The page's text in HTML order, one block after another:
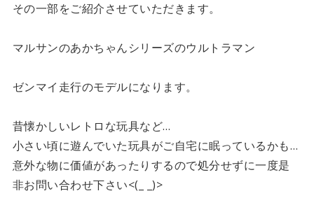
その一部をご紹介させていただきます。
マルサンのあかちゃんシリーズのウルトラマン
ゼンマイ走行のモデルになります。
昔懐かしいレトロな玩具など…
小さい頃に遊んでいた玩具がご自宅に眠っているかも…
意外な物に価値があったりするので処分せずに一度是
非お問い合わせ下さい<(_ _)>